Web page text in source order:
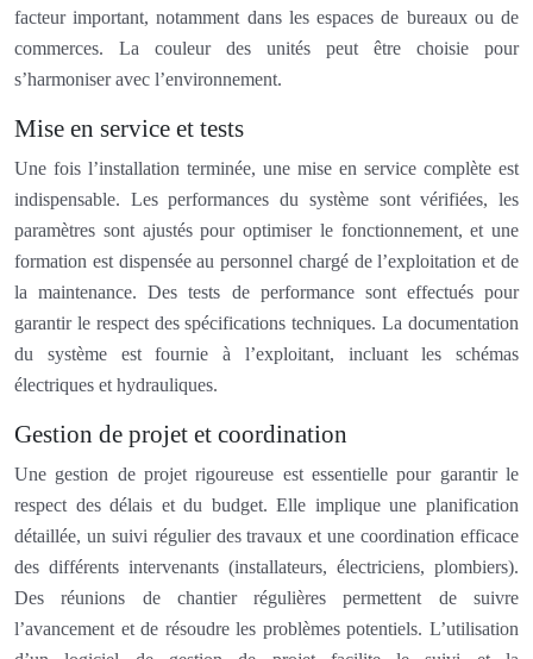
facteur important, notamment dans les espaces de bureaux ou de
commerces. La couleur des unités peut être choisie pour
s’harmoniser avec l’environnement.
Mise en service et tests
Une fois l’installation terminée, une mise en service complète est
indispensable. Les performances du système sont vérifiées, les
paramètres sont ajustés pour optimiser le fonctionnement, et une
formation est dispensée au personnel chargé de l’exploitation et de
la maintenance. Des tests de performance sont effectués pour
garantir le respect des spécifications techniques. La documentation
du système est fournie à l’exploitant, incluant les schémas
électriques et hydrauliques.
Gestion de projet et coordination
Une gestion de projet rigoureuse est essentielle pour garantir le
respect des délais et du budget. Elle implique une planification
détaillée, un suivi régulier des travaux et une coordination efficace
des différents intervenants (installateurs, électriciens, plombiers).
Des réunions de chantier régulières permettent de suivre
l’avancement et de résoudre les problèmes potentiels. L’utilisation